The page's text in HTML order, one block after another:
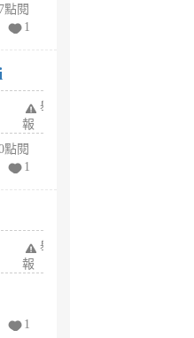
點閱
1
舉
報
點閱
1
舉
報
1